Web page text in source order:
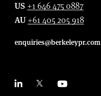
US +1 646 475 0887
AU +61 405 205 918
enquiries@berkeleypr.com